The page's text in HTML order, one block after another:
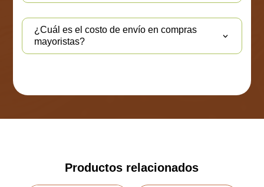
¿Cuál es el costo de envío en compras
mayoristas?
Productos relacionados